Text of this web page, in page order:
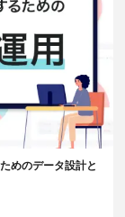
めのデータ設計と